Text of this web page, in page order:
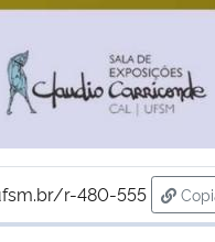
r-480-555